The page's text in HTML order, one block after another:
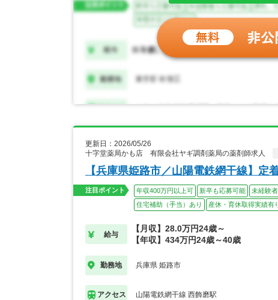
更新日：2026/05/26
十字堂薬局かも店 有限会社ヤギ調剤薬局の薬剤師求人
【兵庫県姫路市／山陽電鉄網干線】定
注目ポイント 年収400万円以上可 新卒も応募可能 未経験
住宅補助（手当）あり
産休・育休取得実績有
給与
【月収】28.0万円24歳～
【年収】434万円24歳～40歳
勤務地 兵庫県 姫路市
アクセス 山陽電鉄網干線 西飾磨駅